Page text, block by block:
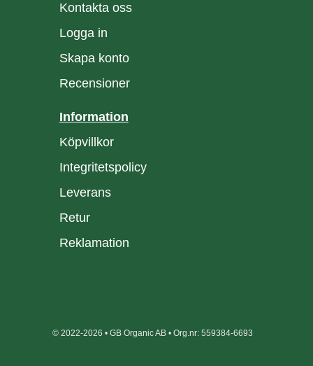
Kontakta oss
Logga in
Skapa konto
Recensioner
Information
Köpvillkor
Integritetspolicy
Leverans
Retur
Reklamation
© 2022-2026 • GB Organic AB • Org.nr: 559384-6693